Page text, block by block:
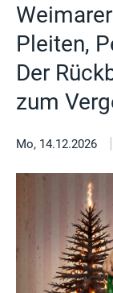
Pleiten,
Der
zum
Mo, 14.12.2026 |